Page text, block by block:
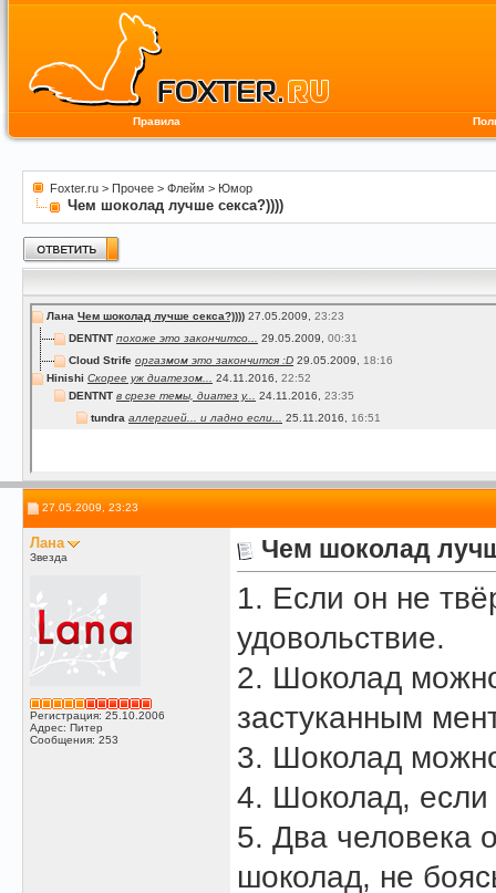
Правила
Foxter.ru > Прочее > Флейм > Юмор
Чем шоколад лучше секса?))))
Лана Чем шоколад лучше секса?)))) 27.05.2009, 23:23
DENTNT похоже это закончитсо... 29.05.2009, 00:31
Cloud Strife оргазмом это закончится :D 29.05.2009, 18:16
Hinishi Скорее уж диатезом... 24.11.2016, 22:52
DENTNT в срезе темы, диатез у... 24.11.2016, 23:35
tundra аллергией... и ладно если... 25.11.2016, 16:51
27.05.2009, 23:23
Лана
Звезда
Регистрация: 25.10.2006
Адрес: Питер
Сообщения: 253
Чем шоколад
1. Если он не
удовольствие.
2. Шоколад
застуканным
3. Шоколад
4. Шоколад, если
5. Два человека
шоколад, не